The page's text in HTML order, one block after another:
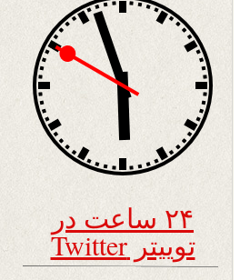
۲۴ ساعت در
توییتر Twitter